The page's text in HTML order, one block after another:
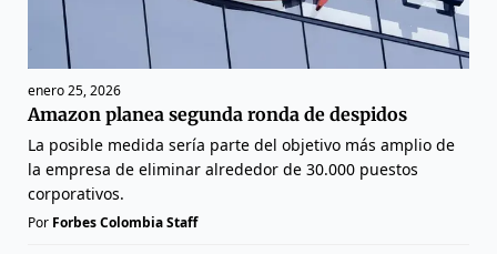
enero 25, 2026
Amazon planea segunda ronda de despidos
La posible medida sería parte del objetivo más amplio de
la empresa de eliminar alrededor de 30.000 puestos
corporativos.
Por Forbes Colombia Staff